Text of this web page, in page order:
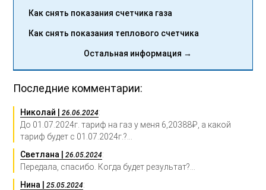
Как снять показания счетчика газа
Как снять показания теплового счетчика
Остальная информация →
Последние комментарии:
Николай |26.06.2024:
До 01.07.2024г. тариф на газ у меня 6,20388₽, а какой
тариф будет с 01.07.2024г.?...
Светлана |26.05.2024:
Передала, спасибо. Когда будет результат?...
Нина |25.05.2024: